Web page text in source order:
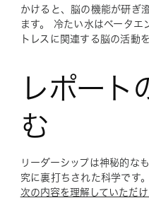
かけると、脳の機能が研
ます。 冷たい水はベータエ
トレスに関連する脳の活動
レポート
む
リーダーシップは神秘的な
究に裏打ちされた科学です。
次の内容を理解していただ